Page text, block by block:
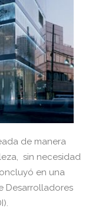
de manera
sin necesidad
en una
Desarrolladores